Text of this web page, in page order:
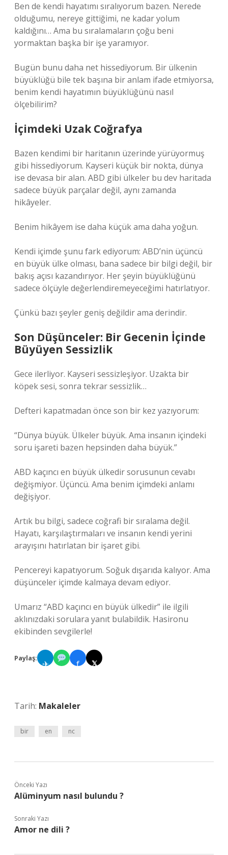
Ben de kendi hayatımı sıralıyorum bazen. Nerede
olduğumu, nereye gittiğimi, ne kadar yolum
kaldığını… Ama bu sıralamaların çoğu beni
yormaktan başka bir işe yaramıyor.
Bugün bunu daha net hissediyorum. Bir ülkenin
büyüklüğü bile tek başına bir anlam ifade etmiyorsa,
benim kendi hayatımın büyüklüğünü nasıl
ölçebilirim?
İçimdeki Uzak Coğrafya
Bazen kendimi bir haritanın üzerinde yürüyormuş
gibi hissediyorum. Kayseri küçük bir nokta, dünya
ise devasa bir alan. ABD gibi ülkeler bu dev haritada
sadece büyük parçalar değil, aynı zamanda
hikâyeler.
Benim hikâyem ise daha küçük ama daha yoğun.
Kendi içimde şunu fark ediyorum: ABD’nin üçüncü
en büyük ülke olması, bana sadece bir bilgi değil, bir
bakış açısı kazandırıyor. Her şeyin büyüklüğünü
sadece ölçüyle değerlendiremeyeceğimi hatırlatıyor.
Çünkü bazı şeyler geniş değildir ama derindir.
Son Düşünceler: Bir Gecenin İçinde
Büyüyen Sessizlik
Gece ilerliyor. Kayseri sessizleşiyor. Uzakta bir
köpek sesi, sonra tekrar sessizlik…
Defteri kapatmadan önce son bir kez yazıyorum:
“Dünya büyük. Ülkeler büyük. Ama insanın içindeki
soru işareti bazen hepsinden daha büyük.”
ABD kaçıncı en büyük ülkedir sorusunun cevabı
değişmiyor. Üçüncü. Ama benim içimdeki anlamı
değişiyor.
Artık bu bilgi, sadece coğrafi bir sıralama değil.
Hayatı, karşılaştırmaları ve insanın kendi yerini
arayışını hatırlatan bir işaret gibi.
Pencereyi kapatıyorum. Soğuk dışarıda kalıyor. Ama
düşünceler içimde kalmaya devam ediyor.
Umarız “ABD kaçıncı en büyük ülkedir” ile ilgili
aklınızdaki sorulara yanıt bulabildik. Hasironu
ekibinden sevgilerle!
Paylaş:
✈ f 𝕏
Tarih: Makaleler
bir en nc
Önceki Yazı
Alüminyum nasıl bulundu ?
Sonraki Yazı
Amor ne dili ?